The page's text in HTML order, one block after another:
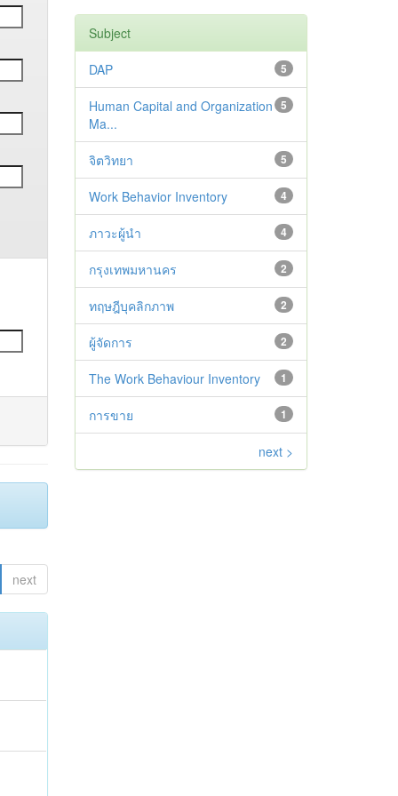
next
Subject
5
DAP
5
Human Capital and Organization
Ma...
5
จิตวิทยา
4
Work Behavior Inventory
4
ภาวะผู้นำ
2
กรุงเทพมหานคร
2
ทฤษฎีบุคลิกภาพ
2
ผู้จัดการ
1
The Work Behaviour Inventory
1
การขาย
next >